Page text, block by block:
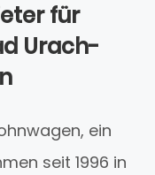
für
Urach-
ein
seit 1996 in